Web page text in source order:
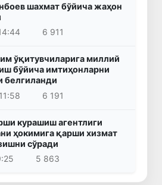
шахмат бўйича жаҳон
6 911
ўқитувчиларига миллий
бўйича имтиҳонларни
белгиланди
6 191
курашиш агентлиги
ҳокимига қарши хизмат
сўради
5 863